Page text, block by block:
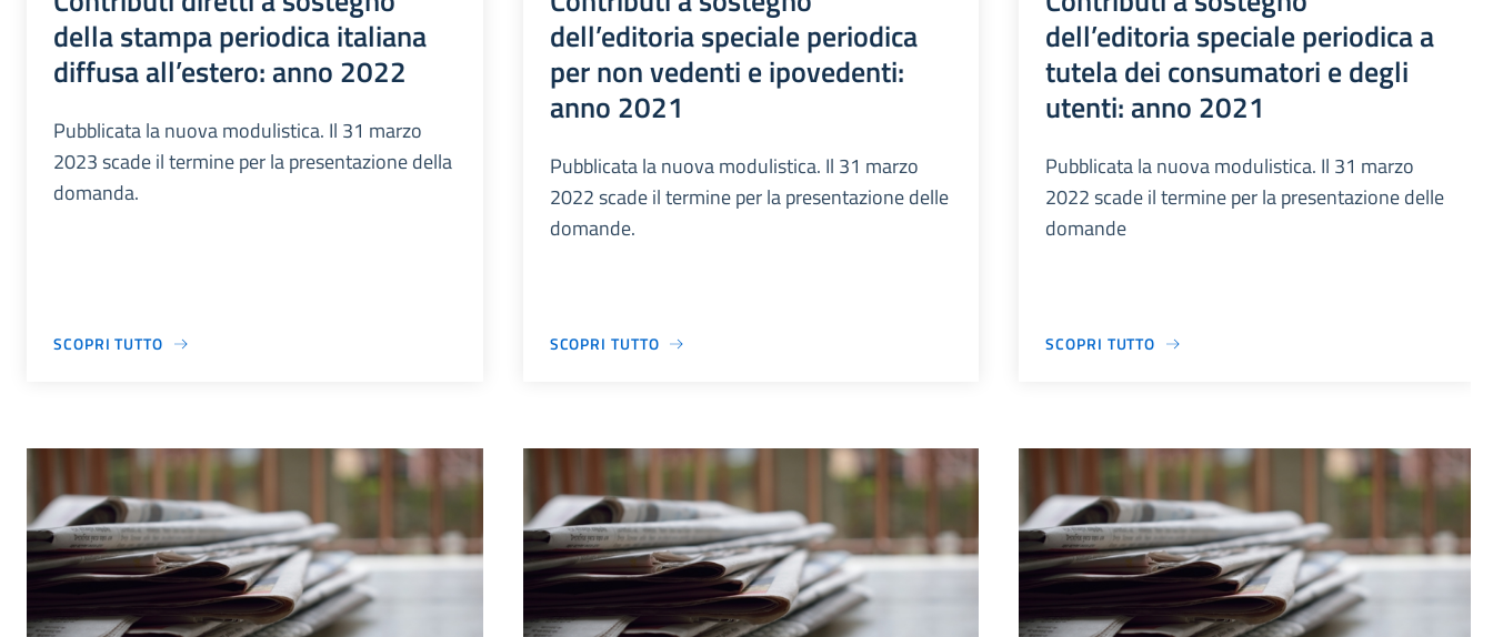
della stampa periodica italiana
diffusa all’estero: anno 2022
Pubblicata la nuova modulistica. Il 31 marzo
2023 scade il termine per la presentazione della
domanda.
SCOPRI TUTTO
dell’editoria speciale periodica
per non vedenti e ipovedenti:
anno 2021
Pubblicata la nuova modulistica. Il 31 marzo
2022 scade il termine per la presentazione delle
domande.
SCOPRI TUTTO
dell’editoria speciale periodica a
tutela dei consumatori e degli
utenti: anno 2021
Pubblicata la nuova modulistica. Il 31 marzo
2022 scade il termine per la presentazione delle
domande
SCOPRI TUTTO